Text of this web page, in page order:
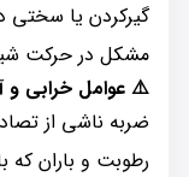
گیرکردن یا سختی
مشکل در حرکت
⚠️ عوامل خرابی
ضربه ناشی از
رطوبت و باران